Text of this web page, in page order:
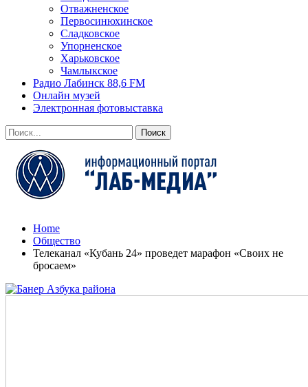
Отважненское
Первосинюхинское
Сладковское
Упорненское
Харьковское
Чамлыкское
Радио Лабинск 88,6 FM
Онлайн музей
Электронная фотовыставка
Home
Общество
Телеканал «Кубань 24» проведет марафон «Своих не
бросаем»